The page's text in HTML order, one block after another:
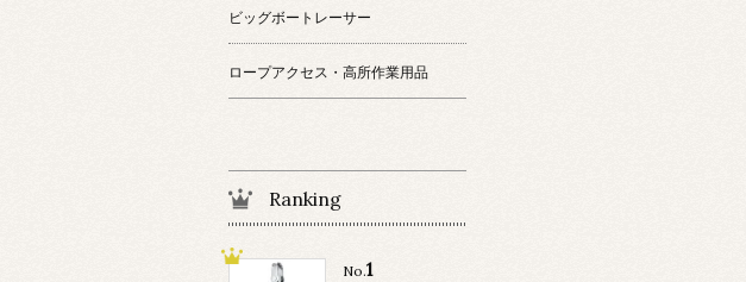
ビッグボートレーサー
ロープアクセス・高所作業用品
Ranking
No.1